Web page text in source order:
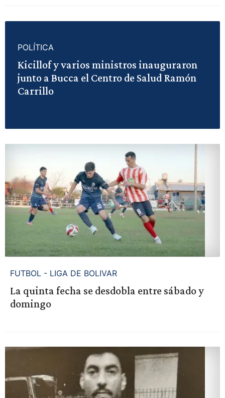
POLÍTICA
Kicillof y varios ministros inauguraron
junto a Bucca el Centro de Salud Ramón
Carrillo
FUTBOL - LIGA DE BOLIVAR
La quinta fecha se desdobla entre sábado y
domingo